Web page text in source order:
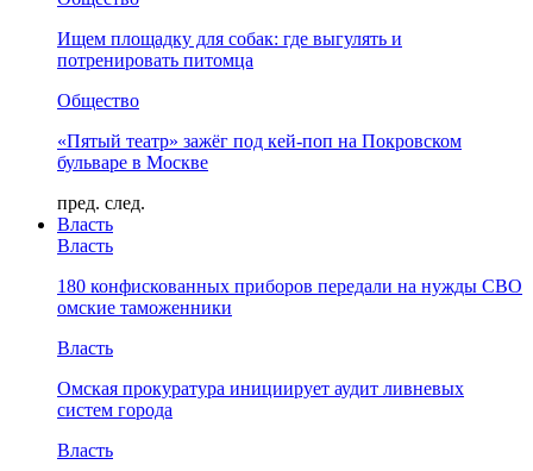
Ищем площадку для собак: где выгулять и
потренировать питомца
Общество
«Пятый театр» зажёг под кей-поп на Покровском
бульваре в Москве
пред. след.
Власть
Власть
180 конфискованных приборов передали на нужды СВО
омские таможенники
Власть
Омская прокуратура инициирует аудит ливневых
систем города
Власть